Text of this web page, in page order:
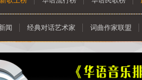
闻 经典对话艺术家 词曲作家联盟